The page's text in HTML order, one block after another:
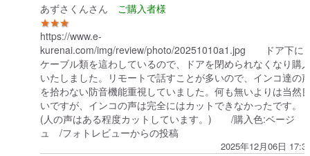
あずさくんさん
★★★
https://www.e-
kurenai.com/img/review/photo/20251010a1.jpg ドア下に
ケーブル類を這わしているので、ドアを閉められなくなり購
いたしました。リモートで話すことが多いので、インコ達の
を拾わない防音機能重視していました。何も無いよりは当然
いですが、インコの声は完全にはカットできなかったです。
(人の声はある程度カットしています。) /購入色:ベージ
ュ /フォトレビューからの投稿
2025年12月06日